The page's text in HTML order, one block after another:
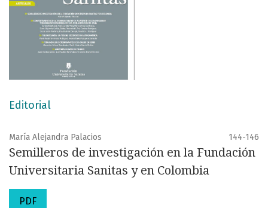
Editorial
María Alejandra Palacios 144-146
Semilleros de investigación en la Fundación
Universitaria Sanitas y en Colombia
PDF